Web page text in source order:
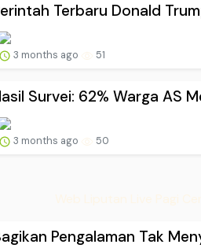
Terbaru Donald
3 months ago 51
Survei: 62% Warga AS
3 months ago 50
Pengalaman Tak